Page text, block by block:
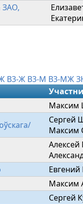
ЗАО,
В3-Ж В3-М В3-МЖ
Максим
Сергей
Максим
Евгений
Максим
Сергей